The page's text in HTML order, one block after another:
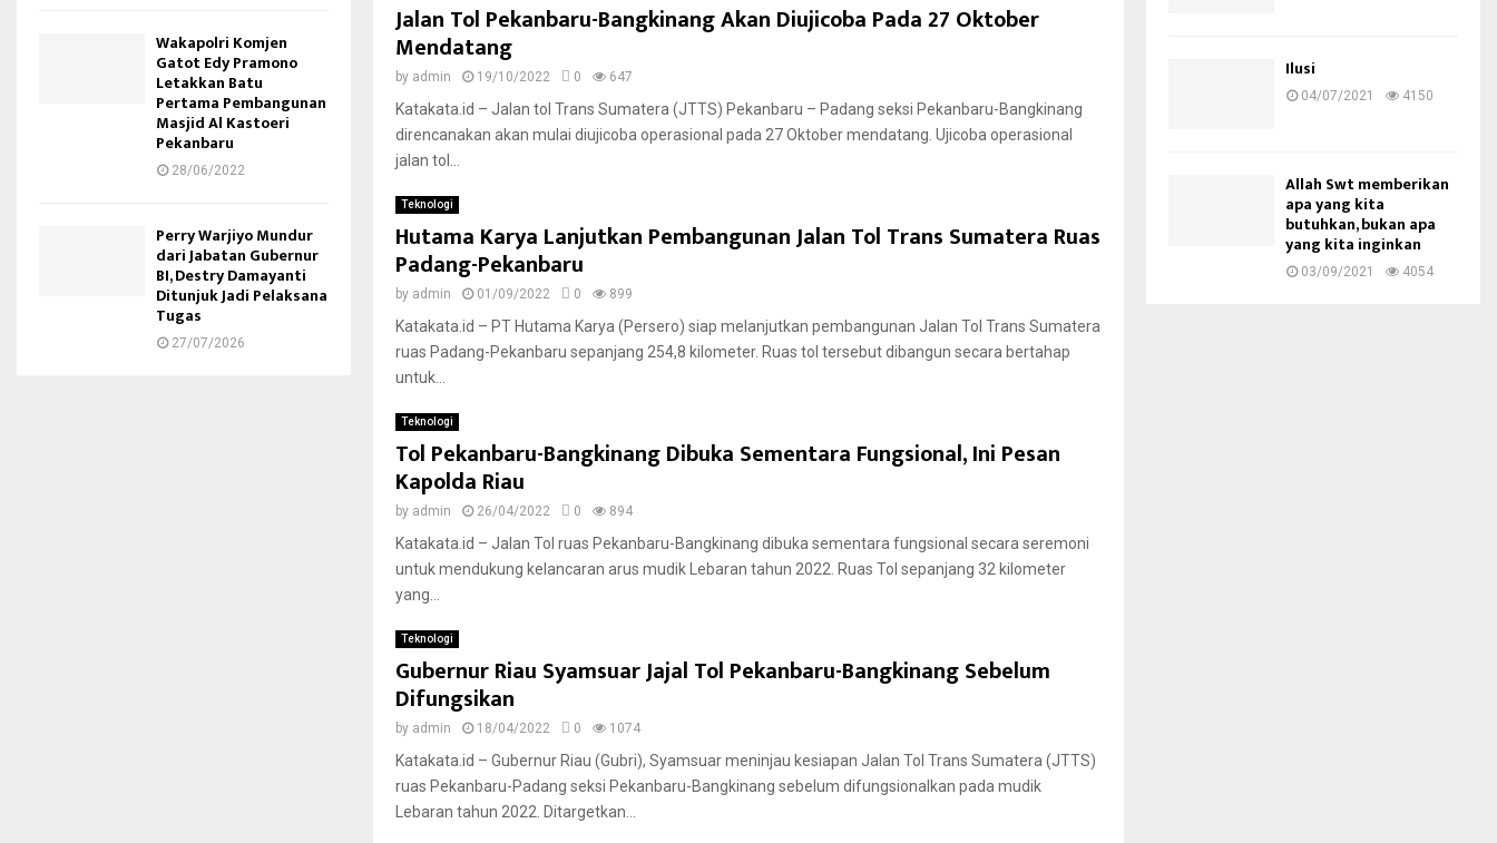
Jalan Tol Pekanbaru-Bangkinang Akan Diujicoba Pada 27 Oktober
Mendatang
by admin 19/10/2022 0 647
Katakata.id – Jalan tol Trans Sumatera (JTTS) Pekanbaru – Padang seksi Pekanbaru-Bangkinang
direncanakan akan mulai diujicoba operasional pada 27 Oktober mendatang. Ujicoba operasional
jalan tol...
Teknologi
Hutama Karya Lanjutkan Pembangunan Jalan Tol Trans Sumatera Ruas
Padang-Pekanbaru
by admin 01/09/2022 0 899
Katakata.id – PT Hutama Karya (Persero) siap melanjutkan pembangunan Jalan Tol Trans Sumatera
ruas Padang-Pekanbaru sepanjang 254,8 kilometer. Ruas tol tersebut dibangun secara bertahap
untuk...
Teknologi
Tol Pekanbaru-Bangkinang Dibuka Sementara Fungsional, Ini Pesan
Kapolda Riau
by admin 26/04/2022 0 894
Katakata.id – Jalan Tol ruas Pekanbaru-Bangkinang dibuka sementara fungsional secara seremoni
untuk mendukung kelancaran arus mudik Lebaran tahun 2022. Ruas Tol sepanjang 32 kilometer
yang...
Teknologi
Gubernur Riau Syamsuar Jajal Tol Pekanbaru-Bangkinang Sebelum
Difungsikan
by admin 18/04/2022 0 1074
Katakata.id – Gubernur Riau (Gubri), Syamsuar meninjau kesiapan Jalan Tol Trans Sumatera (JTTS)
ruas Pekanbaru-Padang seksi Pekanbaru-Bangkinang sebelum difungsionalkan pada mudik
Lebaran tahun 2022. Ditargetkan...
Wakapolri Komjen
Gatot Edy Pramono
Letakkan Batu
Pertama Pembangunan
Masjid Al Kastoeri
Pekanbaru
28/06/2022
Perry Warjiyo Mundur
dari Jabatan Gubernur
BI, Destry Damayanti
Ditunjuk Jadi Pelaksana
Tugas
27/07/2026
Ilusi
04/07/2021 4150
Allah Swt memberikan
apa yang kita
butuhkan, bukan apa
yang kita inginkan
03/09/2021 4054